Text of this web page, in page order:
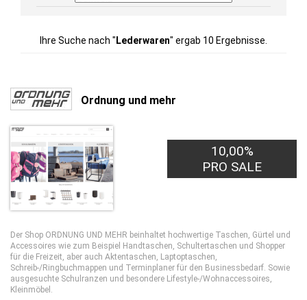
Ihre Suche nach " Lederwaren" ergab 10 Ergebnisse.
Ordnung und mehr
10,00%
PRO SALE
Der Shop ORDNUNG UND MEHR beinhaltet hochwertige Taschen, Gürtel und
Accessoires wie zum Beispiel Handtaschen, Schultertaschen und Shopper
für die Freizeit, aber auch Aktentaschen, Laptoptaschen,
Schreib-/Ringbuchmappen und Terminplaner für den Businessbedarf. Sowie
ausgesuchte Schulranzen und besondere Lifestyle-/Wohnaccessoires,
Kleinmöbel.